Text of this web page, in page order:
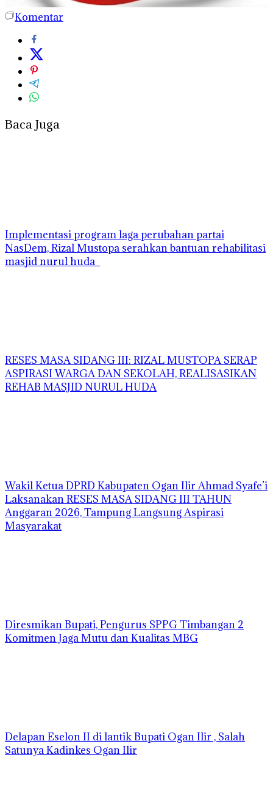
Komentar
Baca Juga
Implementasi program laga perubahan partai
NasDem, Rizal Mustopa serahkan bantuan rehabilitasi
masjid nurul huda
RESES MASA SIDANG III: RIZAL MUSTOPA SERAP
ASPIRASI WARGA DAN SEKOLAH, REALISASIKAN
REHAB MASJID NURUL HUDA
Wakil Ketua DPRD Kabupaten Ogan Ilir Ahmad Syafe’i
Laksanakan RESES MASA SIDANG III TAHUN
Anggaran 2026, Tampung Langsung Aspirasi
Masyarakat
Diresmikan Bupati, Pengurus SPPG Timbangan 2
Komitmen Jaga Mutu dan Kualitas MBG
Delapan Eselon II di lantik Bupati Ogan Ilir , Salah
Satunya Kadinkes Ogan Ilir